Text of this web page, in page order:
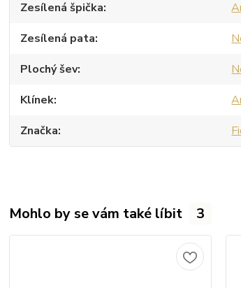
Zesílená špička
Zesílená pata
Plochý šev
Klínek
Značka
Mohlo by se vám také líbit 3